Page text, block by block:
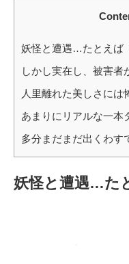
妖怪と遭遇…たとえば
しかし実在し、被害者
人里離れた美しさには
あまりにリアルな一本
多分まだまだ出くわす
妖怪と遭遇…た